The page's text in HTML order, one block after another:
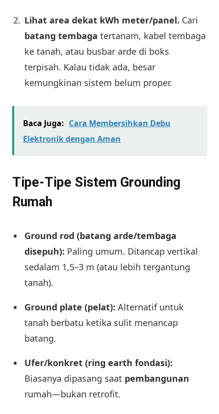
Lihat area dekat kWh meter/panel. Cari
batang tembaga tertanam, kabel tembaga
ke tanah, atau busbar arde di boks
terpisah. Kalau tidak ada, besar
kemungkinan sistem belum proper.
Baca Juga: Cara Membersihkan Debu
Elektronik dengan Aman
Tipe-Tipe Sistem Grounding
Rumah
Ground rod (batang arde/tembaga
disepuh): Paling umum. Ditancap vertikal
sedalam 1,5–3 m (atau lebih tergantung
tanah).
Ground plate (pelat): Alternatif untuk
tanah berbatu ketika sulit menancap
batang.
Ufer/konkret (ring earth fondasi):
Biasanya dipasang saat pembangunan
rumah—bukan retrofit.